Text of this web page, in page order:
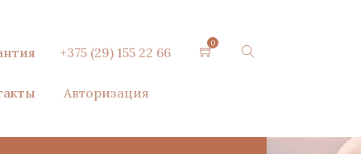
+375 (29) 155 22 66
0
Авторизация